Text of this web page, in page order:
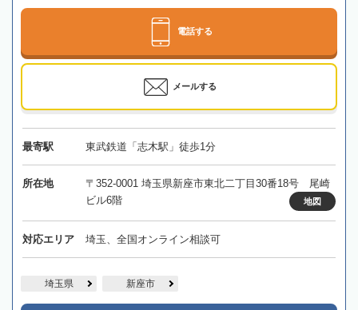
電話する
メールする
最寄駅 東武鉄道「志木駅」徒歩1分
所在地
〒352-0001 埼玉県新座市東北二丁目30番18号 尾崎
ビル6階
地図
対応エリア 埼玉、全国オンライン相談可
埼玉県 新座市